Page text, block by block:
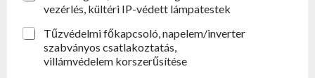
vezérlés, kültéri IP-védett lámpatestek
Tűzvédelmi főkapcsoló, napelem/inverter
szabványos csatlakoztatás,
villámvédelem korszerűsítése